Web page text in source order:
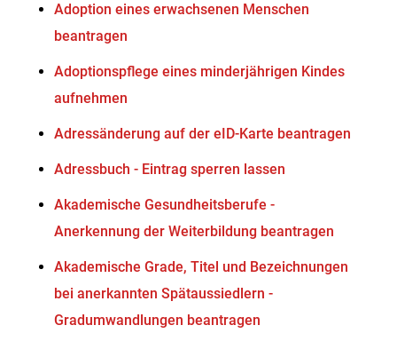
Adoption eines erwachsenen Menschen
beantragen
Adoptionspflege eines minderjährigen Kindes
aufnehmen
Adressänderung auf der eID-Karte beantragen
Adressbuch - Eintrag sperren lassen
Akademische Gesundheitsberufe -
Anerkennung der Weiterbildung beantragen
Akademische Grade, Titel und Bezeichnungen
bei anerkannten Spätaussiedlern -
Gradumwandlungen beantragen